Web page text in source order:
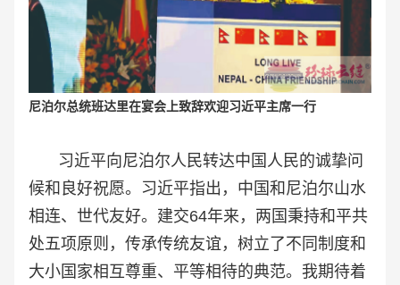
尼泊尔总统班达里在宴会上致辞欢迎习近平主席一行
习近平向尼泊尔人民转达中国人民的诚挚问
候和良好祝愿。习近平指出，中国和尼泊尔山水
相连、世代友好。建交64年来，两国秉持和平共
处五项原则，传承传统友谊，树立了不同制度和
大小国家相互尊重、平等相待的典范。我期待着